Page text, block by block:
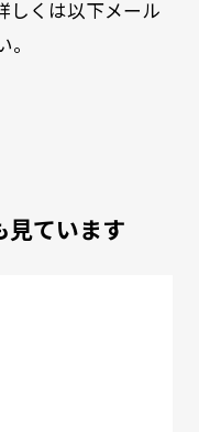
しくは以下メール
見ています